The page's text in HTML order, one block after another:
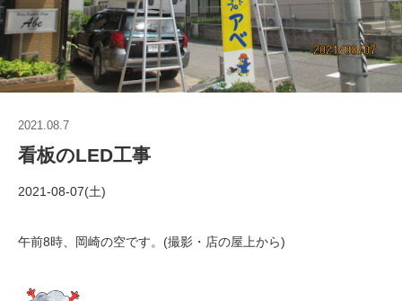
2021.08.7
看板のLED工事
2021-08-07(土)
午前8時、岡崎の空です。(撮影・店の屋上から)